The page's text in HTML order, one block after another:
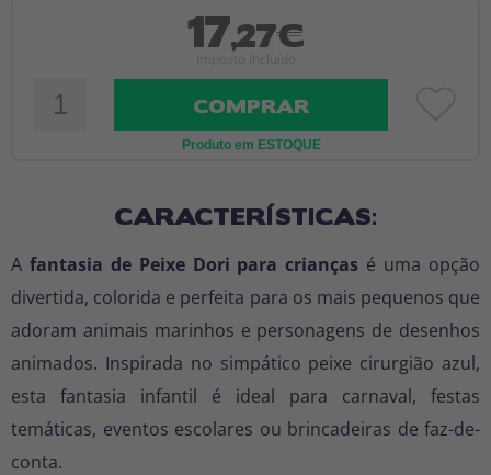
17,27€
COMPRAR
Produto em ESTOQUE
CARACTERÍSTICAS:
A fantasia de Peixe Dori para crianças é uma opção
divertida, colorida e perfeita para os mais pequenos que
adoram animais marinhos e personagens de desenhos
animados. Inspirada no simpático peixe cirurgião azul,
esta fantasia infantil é ideal para carnaval, festas
temáticas, eventos escolares ou brincadeiras de faz-de-
conta.